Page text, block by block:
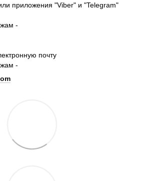
приложения "Viber" и "Telegram"
-
почту
-